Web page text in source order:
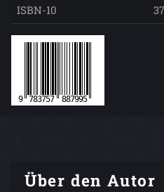
ISBN-10
Über den Autor